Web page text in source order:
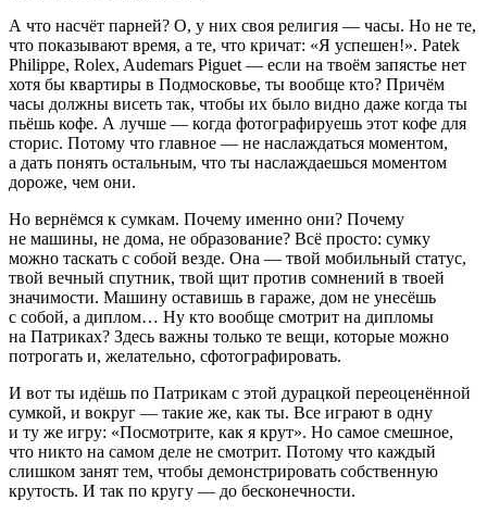
А что насчёт парней? О, у них своя религия — часы. Но не те,
что показывают время, а те, что кричат: «Я успешен!». Patek
Philippe, Rolex, Audemars Piguet — если на твоём запястье нет
хотя бы квартиры в Подмосковье, ты вообще кто? Причём
часы должны висеть так, чтобы их было видно даже когда ты
пьёшь кофе. А лучше — когда фотографируешь этот кофе для
сторис. Потому что главное — не наслаждаться моментом,
а дать понять остальным, что ты наслаждаешься моментом
дороже, чем они.
Но вернёмся к сумкам. Почему именно они? Почему
не машины, не дома, не образование? Всё просто: сумку
можно таскать с собой везде. Она — твой мобильный статус,
твой вечный спутник, твой щит против сомнений в твоей
значимости. Машину оставишь в гараже, дом не унесёшь
с собой, а диплом… Ну кто вообще смотрит на дипломы
на Патриках? Здесь важны только те вещи, которые можно
потрогать и, желательно, сфотографировать.
И вот ты идёшь по Патрикам с этой дурацкой переоценённой
сумкой, и вокруг — такие же, как ты. Все играют в одну
и ту же игру: «Посмотрите, как я крут». Но самое смешное,
что никто на самом деле не смотрит. Потому что каждый
слишком занят тем, чтобы демонстрировать собственную
крутость. И так по кругу — до бесконечности.